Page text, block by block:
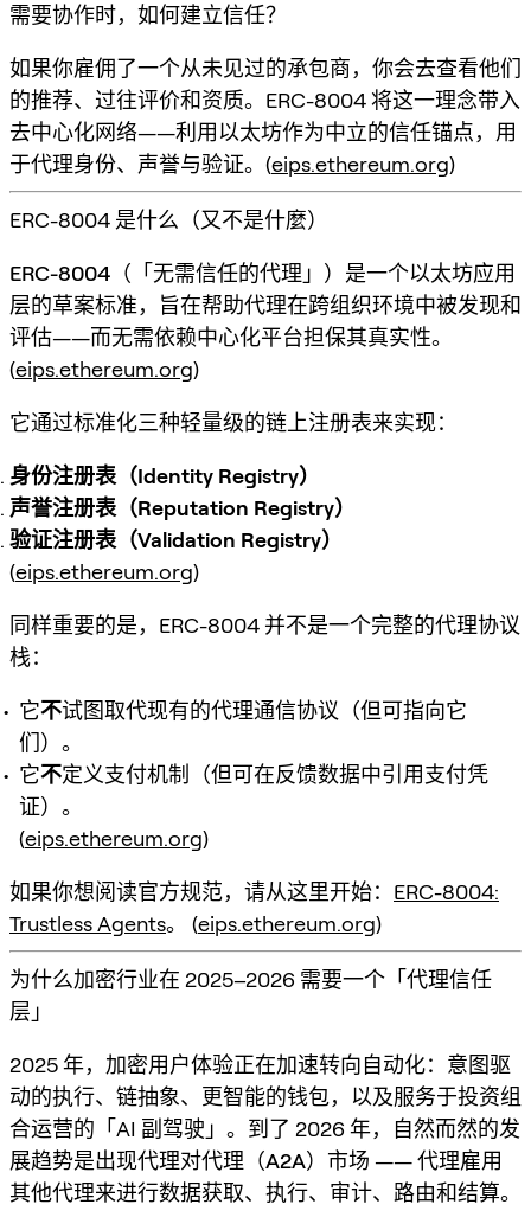
需要协作时，如何建立信任？
如果你雇佣了一个从未见过的承包商，你会去查看他们
的推荐、过往评价和资质。ERC-8004 将这一理念带入
去中心化网络——利用以太坊作为中立的信任锚点，用
于代理身份、声誉与验证。(eips.ethereum.org)
ERC-8004 是什么（又不是什麼）
ERC-8004（「无需信任的代理」） 是一个以太坊应用
层的草案标准，旨在帮助代理在跨组织环境中被发现和
评估——而无需依赖中心化平台担保其真实性。
(eips.ethereum.org)
它通过标准化三种轻量级的链上注册表来实现：
身份注册表（Identity Registry）
声誉注册表（Reputation Registry）
验证注册表（Validation Registry）
(eips.ethereum.org)
同样重要的是，ERC-8004 并不是一个完整的代理协议
栈：
它不试图取代现有的代理通信协议（但可指向它
们）。
它不定义支付机制（但可在反馈数据中引用支付凭
证）。
(eips.ethereum.org)
如果你想阅读官方规范，请从这里开始： ERC-8004:
Trustless Agents。 (eips.ethereum.org)
为什么加密行业在 2025–2026 需要一个「代理信任
层」
2025 年，加密用户体验正在加速转向自动化：意图驱
动的执行、链抽象、更智能的钱包，以及服务于投资组
合运营的「AI 副驾驶」。到了 2026 年，自然而然的发
展趋势是出现代理对代理（A2A）市场 —— 代理雇用
其他代理来进行数据获取、执行、审计、路由和结算。